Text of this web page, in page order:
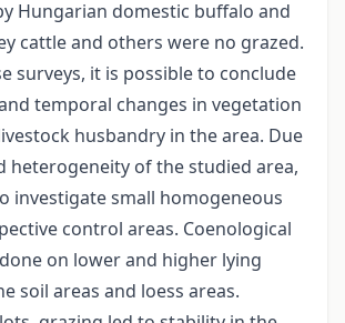
Hungarian domestic buffalo and
cattle and others were no grazed.
surveys, it is possible to conclude
temporal changes in vegetation
husbandry in the area. Due
heterogeneity of the studied area,
investigate small homogeneous
control areas. Coenological
on lower and higher lying
soil areas and loess areas.